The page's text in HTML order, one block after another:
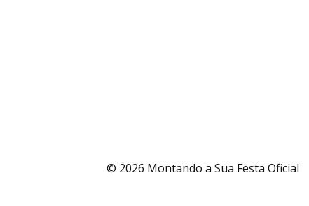
© 2026 Montando a Sua Festa Oficial